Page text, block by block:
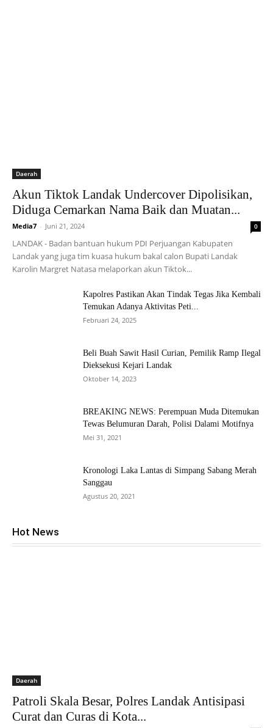
Daerah
Akun Tiktok Landak Undercover Dipolisikan,
Diduga Cemarkan Nama Baik dan Muatan...
Media7 - Juni 21, 2024 0
LANDAK - Badan bantuan hukum PDI Perjuangan Kabupaten
Landak yang juga tim kuasa hukum bakal calon Bupati Landak
Karolin Margret Natasa melaporkan akun Tiktok...
Kapolres Pastikan Akan Tindak Tegas Jika Kembali
Temukan Adanya Aktivitas Peti...
Februari 24, 2025
Beli Buah Sawit Hasil Curian, Pemilik Ramp Ilegal
Dieksekusi Kejari Landak
Oktober 14, 2023
BREAKING NEWS: Perempuan Muda Ditemukan
Tewas Belumuran Darah, Polisi Dalami Motifnya
Mei 31, 2021
Kronologi Laka Lantas di Simpang Sabang Merah
Sanggau
Agustus 20, 2021
Hot News
Daerah
Patroli Skala Besar, Polres Landak Antisipasi
Curat dan Curas di Kota...